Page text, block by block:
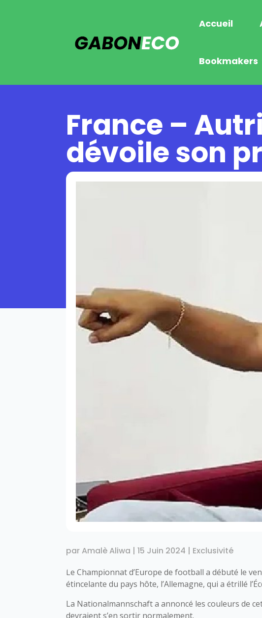
Accueil
Bookmakers
France –
dévoile son
parAmalè Aliwa |15 Juin 2024 | Exclusivité
Le Championnat d’Europe de football a débuté le
étincelante du pays hôte, l’Allemagne, qui a étrillé
La Nationalmannschaft a annoncé les couleurs de
devraient s’en sortir normalement.